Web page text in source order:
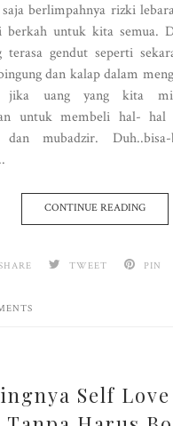
saja berlimpahnya rizki
berkah untuk kita semua.
terasa gendut seperti
dan kalap dalam
jika uang yang kita
untuk membeli hal- hal
dan mubadzir. Duh..bisa-
CONTINUE READING
TWEET PIN
Self